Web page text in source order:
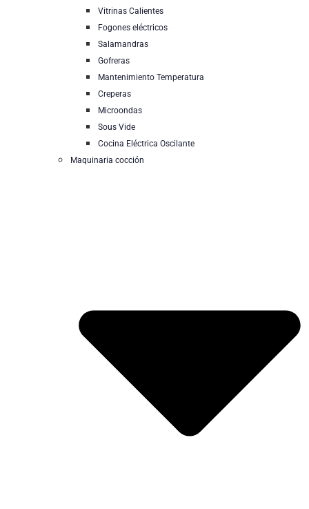
Vitrinas Calientes
Fogones eléctricos
Salamandras
Gofreras
Mantenimiento Temperatura
Creperas
Microondas
Sous Vide
Cocina Eléctrica Oscilante
Maquinaria cocción